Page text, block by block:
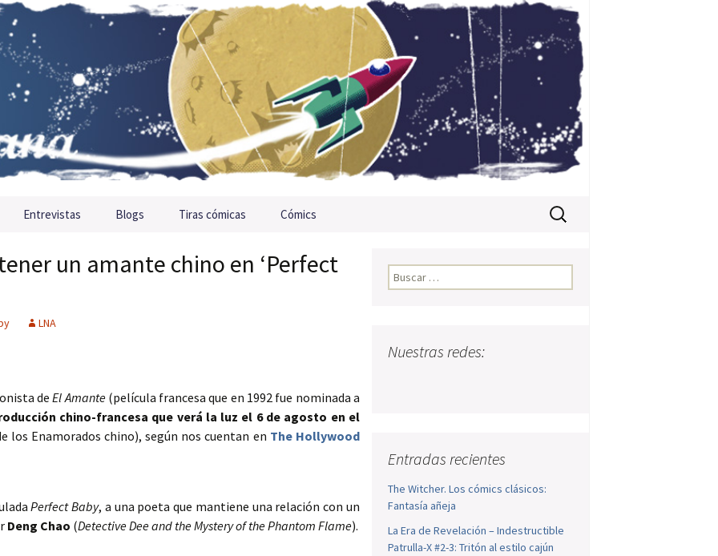
Entrevistas Blogs Tiras cómicas Cómics Buscar:
un amante chino en ‘Perfect
LNA
deEl Amante(película francesa que en 1992 fue nominada a
chino-francesa que verá la luz el 6 de agosto en el
los Enamorados chino), según nos cuentan en The Hollywood
Perfect Baby, a una poeta que mantiene una relación con un
Deng Chao (Detective Dee and the Mystery of the Phantom Flame).
Buscar:
Nuestras redes:
Entradas recientes
The Witcher. Los cómics clásicos:
Fantasía añeja
La Era de Revelación – Indestructible
Patrulla-X #2-3: Tritón al estilo cajún